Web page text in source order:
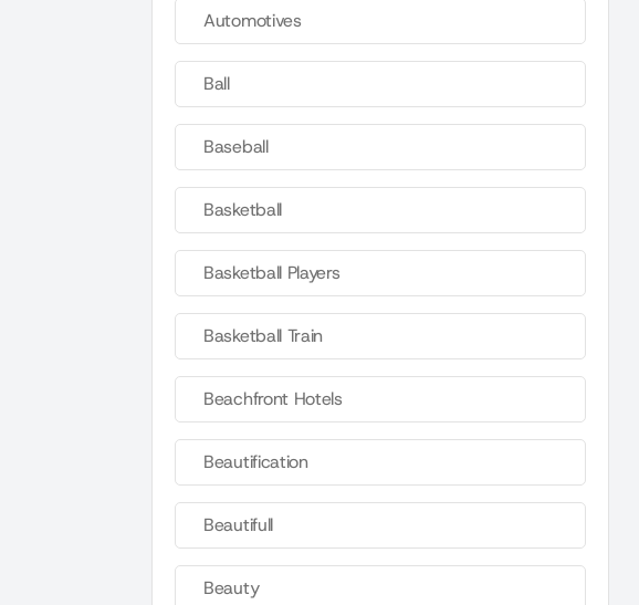
Automotives
Ball
Baseball
Basketball
Basketball Players
Basketball Train
Beachfront Hotels
Beautification
Beautifull
Beauty